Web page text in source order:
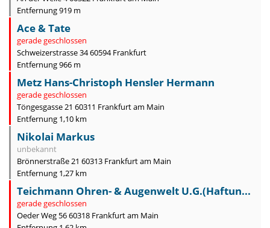
Entfernung 919 m
Ace & Tate
gerade geschlossen
Schweizerstrasse 34 60594 Frankfurt
Entfernung 966 m
Metz Hans-Christoph Hensler Hermann
gerade geschlossen
Töngesgasse 21 60311 Frankfurt am Main
Entfernung 1,10 km
Nikolai Markus
unbekannt
Brönnerstraße 21 60313 Frankfurt am Main
Entfernung 1,27 km
Teichmann Ohren- & Augenwelt U.G.(Haftun...
gerade geschlossen
Oeder Weg 56 60318 Frankfurt am Main